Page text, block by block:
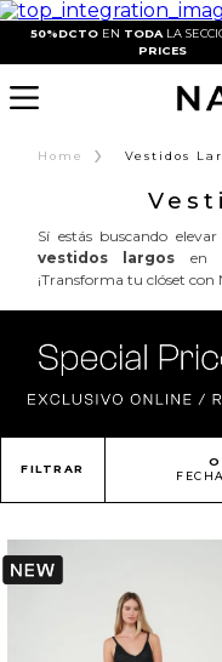
50%DCTO EN TODA LA
PRICES
Home › Vestidos
Sí estás buscando
vestidos largos en
¡Transforma tu clóset con
FILTRAR